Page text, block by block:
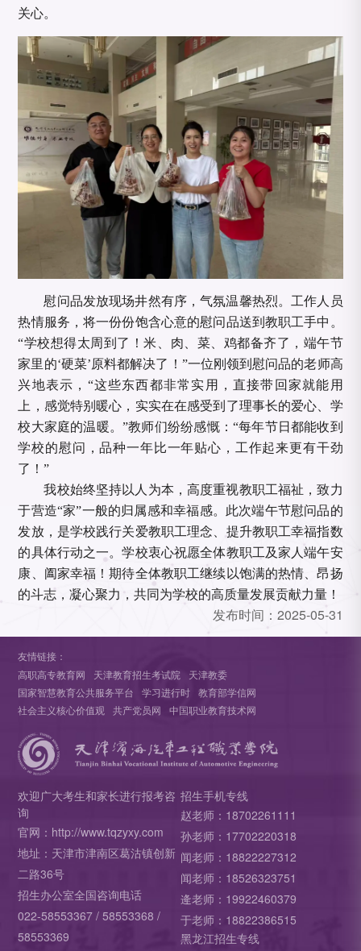
关心。
慰问品发放现场井然有序，气氛温馨热烈。工作人员
热情服务，将一份份饱含心意的慰问品送到教职工手中。
“学校想得太周到了！米、肉、菜、鸡都备齐了，端午节
家里的‘硬菜’原料都解决了！”一位刚领到慰问品的老师高
兴地表示，“这些东西都非常实用，直接带回家就能用
上，感觉特别暖心，实实在在感受到了理事长的爱心、学
校大家庭的温暖。”教师们纷纷感慨：“每年节日都能收到
学校的慰问，品种一年比一年贴心，工作起来更有干劲
了！”
我校始终坚持以人为本，高度重视教职工福祉，致力
于营造“家”一般的归属感和幸福感。此次端午节慰问品的
发放，是学校践行关爱教职工理念、提升教职工幸福指数
的具体行动之一。学校衷心祝愿全体教职工及家人端午安
康、阖家幸福！期待全体教职工继续以饱满的热情、昂扬
的斗志，凝心聚力，共同为学校的高质量发展贡献力量！
发布时间： 2025-05-31
友情链接：
高职高专教育网
天津教育招生考试院
天津教委
国家智慧教育公共服务平台
学习进行时
教育部学信网
社会主义核心价值观
共产党员网 中国职业教育技术网
欢迎广大考生和家长进行报考咨
询
官网：http://www.tqzyxy.com
地址：天津市津南区葛沽镇创新
二路36号
招生办公室全国咨询电话
022-58553367 / 58553368 /
58553369
招生手机专线
赵老师：18702261111
孙老师：17702220318
闻老师：18822227312
闻老师：18526323751
逄老师：19922460379
于老师：18822386515
黑龙江招生专线